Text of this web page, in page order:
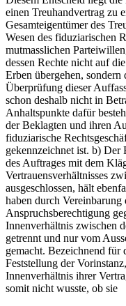
einen Treuhandvertrag zu
Gesamteigentümer des
Wesen des fiduziarischen
mutmasslichen
dessen Rechte nicht auf
Erben übergehen,
Überprüfung dieser
schon deshalb nicht in
Anhaltspunkte dafür
der Beklagten und ihren
fiduziarische
gekennzeichnet ist. b)
des Auftrages mit dem
Vertrauensverhältnisses
ausgeschlossen, hält
haben durch
Anspruchsberechtigung
Innenverhältnis zwischen
getrennt und nur vom
gemacht. Bezeichnend für
Feststellung der
Innenverhältnis ihrer
somit nicht wusste, ob sie